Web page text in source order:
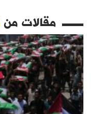
مقالات من